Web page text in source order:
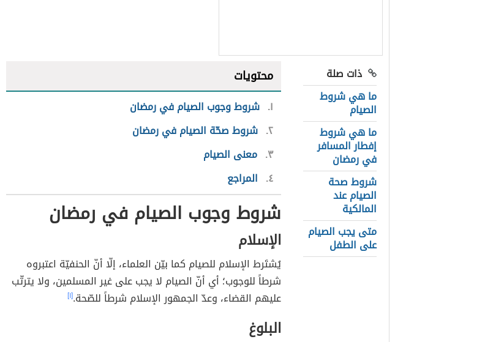
ذات صلة
ما هي شروط
الصيام
ما هي شروط
إفطار المسافر
في رمضان
شروط صحة
الصيام عند
المالكية
متى يجب الصيام
على الطفل
محتويات
١ شروط وجوب الصيام في رمضان
٢ شروط صحّة الصيام في رمضان
٣ معنى الصيام
٤ المراجع
شروط وجوب الصيام في رمضان
الإسلام
يُشتَرط الإسلام للصيام كما بيّن العلماء، إلّا أنّ الحنفيّة اعتبروه
شرطاً للوجوب؛ أي أنّ الصيام لا يجب على غير المسلمين، ولا يترتّب
عليهم القضاء، وعدّ الجمهور الإسلام شرطاً للصّحة.[١]
البلوغ